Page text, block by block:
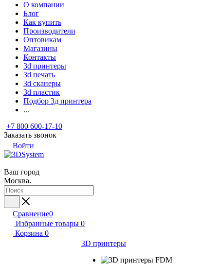
О компании
Блог
Как купить
Производители
Оптовикам
Магазины
Контакты
3d принтеры
3d печать
3d сканеры
3d пластик
Подбор 3д принтера
...
+7 800 600-17-10
Заказать звонок
Войти
Ваш город
Москва
Сравнение0
Избранные товары 0
Корзина 0
3D принтеры